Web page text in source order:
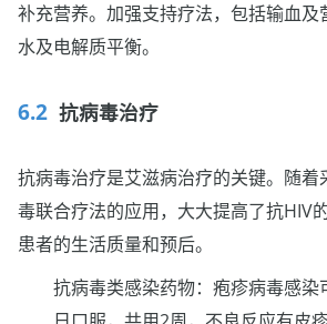
补充营养。加强支持疗法，包括输血及
水及电解质平衡。
抗病毒治疗
抗病毒治疗是艾滋病治疗的关键。随着
毒联合疗法的应用，大大提高了抗HIV
患者的生活质量和预后。
抗病毒类感染药物：疱疹病毒感染